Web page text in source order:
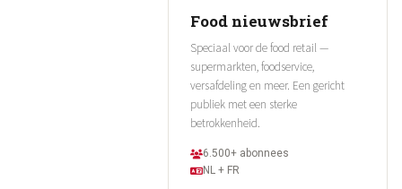
Food nieuwsbrief
Speciaal voor de food retail —
supermarkten, foodservice,
versafdeling en meer. Een gericht
publiek met een sterke
betrokkenheid.
6.500+ abonnees
NL + FR